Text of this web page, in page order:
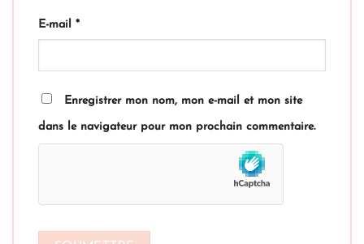
E-mail *
Enregistrer mon nom, mon e-mail et mon site
dans le navigateur pour mon prochain commentaire.